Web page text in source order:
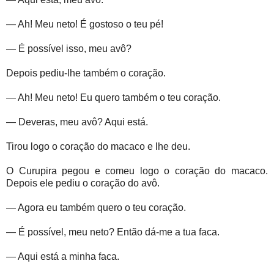
— Ah! Meu neto! É gostoso o teu pé!
— É possível isso, meu avô?
Depois pediu-lhe também o coração.
— Ah! Meu neto! Eu quero também o teu coração.
— Deveras, meu avô? Aqui está.
Tirou logo o coração do macaco e lhe deu.
O Curupira pegou e comeu logo o coração do macaco.
Depois ele pediu o coração do avô.
— Agora eu também quero o teu coração.
— É possível, meu neto? Então dá-me a tua faca.
— Aqui está a minha faca.